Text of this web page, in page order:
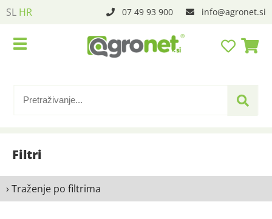
SL HR 07 49 93 900 info agronet.si
Filtri
› Traženje po filtrima